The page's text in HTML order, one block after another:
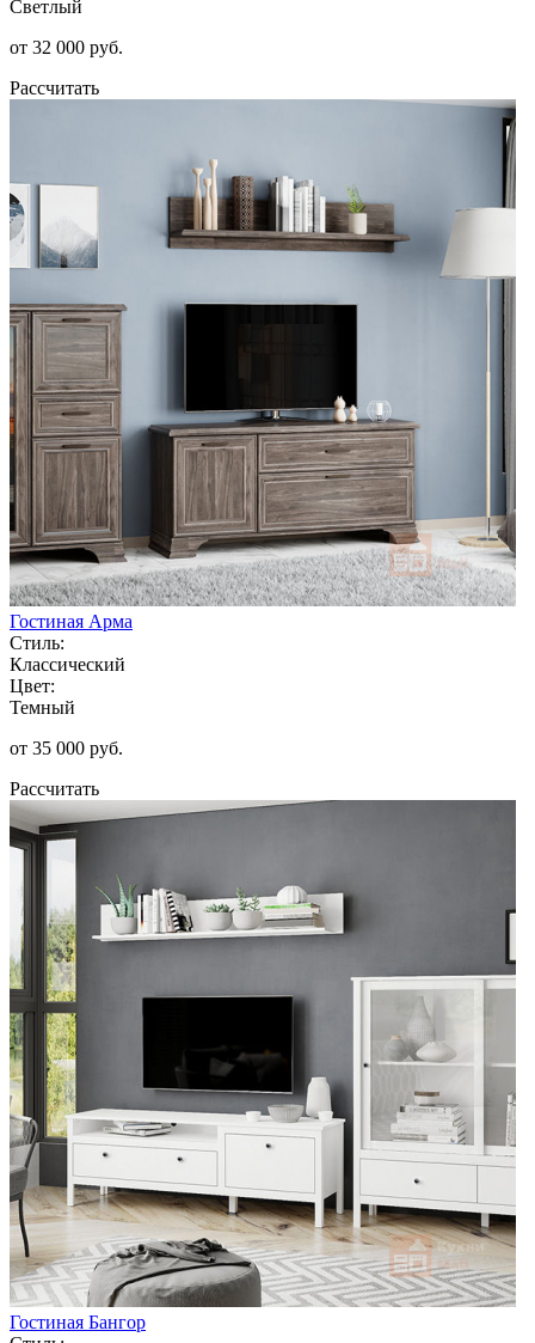
Светлый
от 32 000 руб.
Рассчитать
Гостиная Арма
Стиль:
Классический
Цвет:
Темный
от 35 000 руб.
Рассчитать
Гостиная Бангор